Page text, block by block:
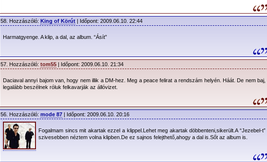
58. Hozzászóló: King of Körút | Időpont: 2009.06.10. 22:44
Harmatgyenge. A klip, a dal, az album. “Ásít”
57. Hozzászóló: tom55 | Időpont: 2009.06.10. 21:34
Daciaval annyi bajom van, hogy nem illik a DM-hez. Meg a peace felirat a rendszám helyén. Háát. De nem baj,
legalább beszélnek róluk felkavarják az állóvizet.
56. Hozzászóló: mode 87 | Időpont: 2009.06.10. 20:16
Fogalmam sincs mit akartak ezzel a klippel.Lehet meg akartak döbbenteni,sikerült.A “Jezebel-t”
szivesebben néztem volna klipben.De ez sajnos felejthető,ahogy a dal is.Sőt az album is.